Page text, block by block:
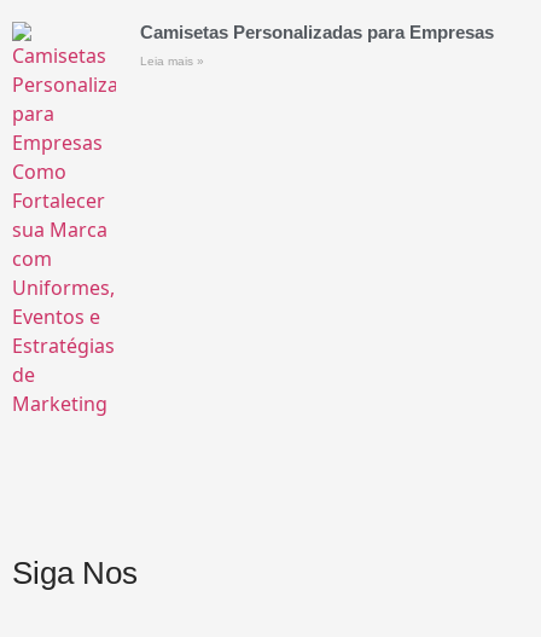
Camisetas Personalizadas para Empresas
Leia mais »
Siga Nos